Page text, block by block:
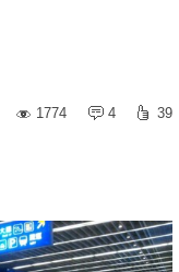
1774
4 39